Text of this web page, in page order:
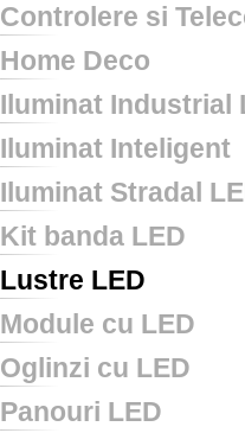
Controlere si
Home Deco
Iluminat Industrial
Iluminat Inteligent
Iluminat Stradal
Kit banda LED
Lustre LED
Module cu LED
Oglinzi cu LED
Panouri LED